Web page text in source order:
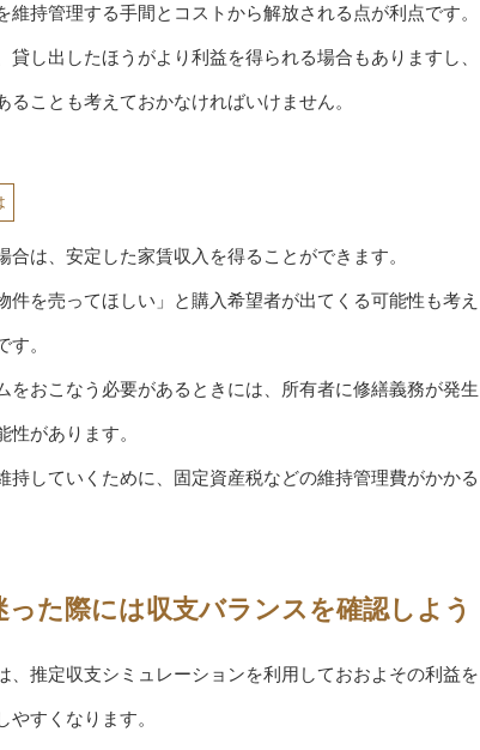
持管理する手間とコストから解放される点が利点です。
し出したほうがより利益を得られる場合もありますし、
ことも考えておかなければいけません。
は、安定した家賃収入を得ることができます。
件を売ってほしい」と購入希望者が出てくる可能性も考え
。
をおこなう必要があるときには、所有者に修繕義務が発生
があります。
持していくために、固定資産税などの維持管理費がかかる
た際には収支バランスを確認しよう
、推定収支シミュレーションを利用しておおよその利益を
すくなります。